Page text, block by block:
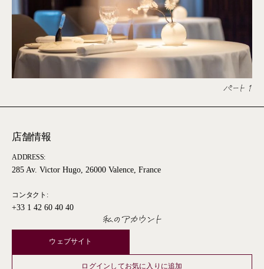
パート 1
店舗情報
ADDRESS:
285 Av. Victor Hugo, 26000 Valence, France
コンタクト:
+33 1 42 60 40 40
私のアカウント
ウェブサイト
ログインしてお気に入りに追加